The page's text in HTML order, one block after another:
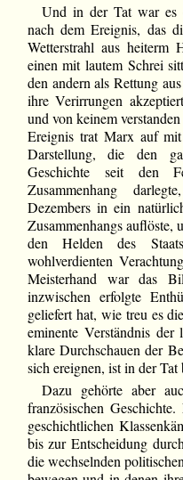
Und in der Tat war es
nach dem Ereignis, das
Wetterstrahl aus heiterm
einen mit lautem Schrei
den andern als Rettung
ihre Verirrungen
und von keinem
Ereignis trat Marx auf mit
Darstellung, die den
Geschichte seit den
Zusammenhang
Dezembers in ein
Zusammenhangs auflöste,
den Helden des
wohlverdienten
Meisterhand war das
inzwischen erfolgte
geliefert hat, wie treu es
eminente Verständnis der
klare Durchschauen der
sich ereignen, ist in der Tat
Dazu gehörte aber
französischen
geschichtlichen
bis zur Entscheidung
die wechselnden